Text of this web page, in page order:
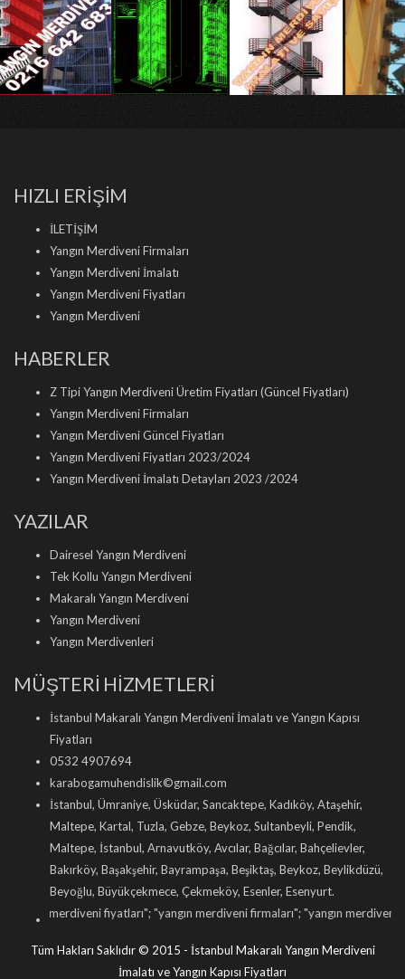
HIZLI ERİŞİM
İLETİŞİM
Yangın Merdiveni Firmaları
Yangın Merdiveni İmalatı
Yangın Merdiveni Fiyatları
Yangın Merdiveni
HABERLER
Z Tipi Yangın Merdiveni Üretim Fiyatları (Güncel Fiyatları)
Yangın Merdiveni Firmaları
Yangın Merdiveni Güncel Fiyatları
Yangın Merdiveni Fiyatları 2023/2024
Yangın Merdiveni İmalatı Detayları 2023 /2024
YAZILAR
Dairesel Yangın Merdiveni
Tek Kollu Yangın Merdiveni
Makaralı Yangın Merdiveni
Yangın Merdiveni
Yangın Merdivenleri
MÜŞTERİ HİZMETLERİ
İstanbul Makaralı Yangın Merdiveni İmalatı ve Yangın Kapısı
Fiyatları
0532 4907694
karabogamuhendislik©gmail.com
İstanbul, Ümraniye, Üsküdar, Sancaktepe, Kadıköy, Ataşehir,
Maltepe, Kartal, Tuzla, Gebze, Beykoz, Sultanbeyli, Pendik,
Maltepe, İstanbul, Arnavutköy, Avcılar, Bağcılar, Bahçelievler,
Bakırköy, Başakşehir, Bayrampaşa, Beşiktaş, Beykoz, Beylikdüzü,
Beyoğlu, Büyükçekmece, Çekmeköy, Esenler, Esenyurt.
fiyatları"; "yangın merdiveni firmaları"; "yangın merdiveni imalatı"; "
Tüm Hakları Saklıdır © 2015 - İstanbul Makaralı Yangın Merdiveni
İmalatı ve Yangın Kapısı Fiyatları